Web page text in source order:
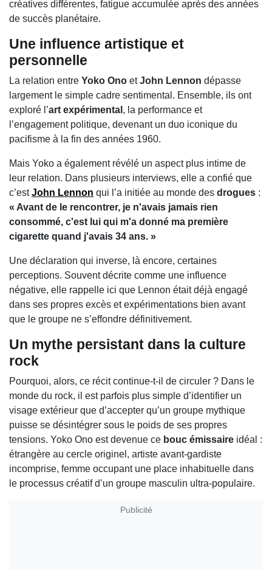
créatives différentes, fatigue accumulée après des années
de succès planétaire.
Une influence artistique et
personnelle
La relation entre Yoko Ono etJohn Lennon dépasse
largement le simple cadre sentimental. Ensemble, ils ont
exploré l’art expérimental , la performance et
l’engagement politique, devenant un duo iconique du
pacifisme à la fin des années 1960.
Mais Yoko a également révélé un aspect plus intime de
leur relation. Dans plusieurs interviews, elle a confié que
c’estJohn Lennon qui l’a initiée au monde des drogues :
« Avant de le rencontrer, je n'avais jamais rien
consommé, c'est lui qui m'a donné ma première
cigarette quand j'avais 34 ans. »
Une déclaration qui inverse, là encore, certaines
perceptions. Souvent décrite comme une influence
négative, elle rappelle ici que Lennon était déjà engagé
dans ses propres excès et expérimentations bien avant
que le groupe ne s’effondre définitivement.
Un mythe persistant dans la culture
rock
Pourquoi, alors, ce récit continue-t-il de circuler ? Dans le
monde du rock, il est parfois plus simple d’identifier un
visage extérieur que d’accepter qu’un groupe mythique
puisse se désintégrer sous le poids de ses propres
tensions. Yoko Ono est devenue ce bouc émissaire idéal :
étrangère au cercle originel, artiste avant-gardiste
incomprise, femme occupant une place inhabituelle dans
le processus créatif d’un groupe masculin ultra-populaire.
Publicité